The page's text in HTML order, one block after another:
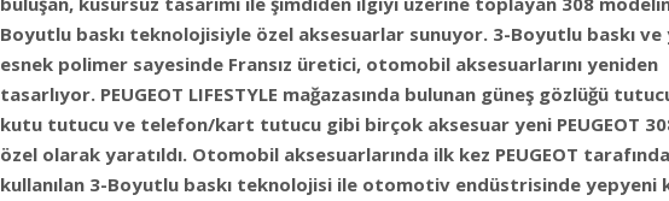
Boyutlu baskı teknolojisiyle özel aksesuarlar sunuyor. 3-Boyutlu baskı ve
esnek polimer sayesinde Fransız üretici, otomobil aksesuarlarını yeniden
tasarlıyor. PEUGEOT LIFESTYLE mağazasında bulunan güneş gözlüğü
kutu tutucu ve telefon/kart tutucu gibi birçok aksesuar yeni PEUGEOT
özel olarak yaratıldı. Otomobil aksesuarlarında ilk kez PEUGEOT
kullanılan 3-Boyutlu baskı teknolojisi ile otomotiv endüstrisinde yepyeni